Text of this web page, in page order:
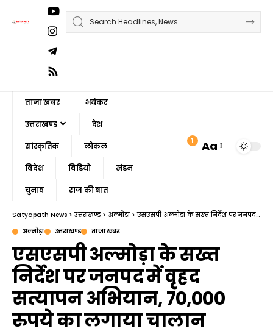
ताजा खबर भयंकर
उत्तराखण्ड देश
सांस्कृतिक लोकल
विदेश विडियो खंडन
चुनाव राज की बात
1 Aa
Satyapath News >उत्तराखण्ड> अल्मोड़ा>एसएसपी अल्मोड़ा के सख्त निर्देश पर जनपद में वृहद सत्यापन अभियान, 70,000 रुपये का लगाया चालान
अल्मोड़ा
उत्तराखण्ड ताजा खबर
एसएसपी अल्मोड़ा के सख्त
निर्देश पर जनपद में वृहद
सत्यापन अभियान, 70,000
रुपये का लगाया चालान